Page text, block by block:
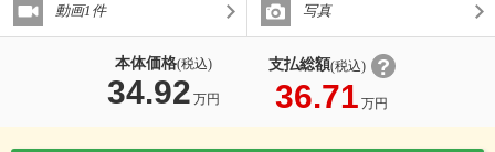
動画1件 写真
本体価格(税込)
34.92 万円
支払総額(税込)
36.71 万円